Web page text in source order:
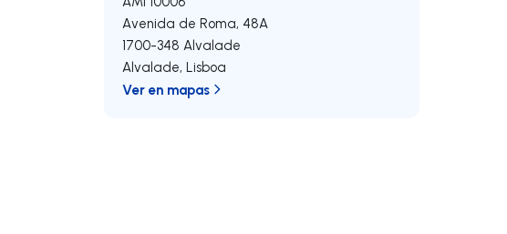
Avenida de Roma, 48A
1700-348 Alvalade
Alvalade,Lisboa
Ver en mapas